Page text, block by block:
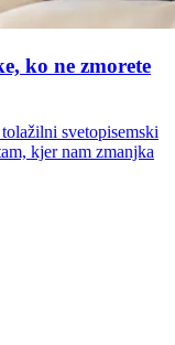
ko ne zmorete
svetopisemski
kjer nam zmanjka